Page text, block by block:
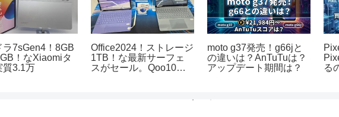
ラ7sGen4！8GB
！なXiaomiタ
質3.1万
Office2024！ストレージ
1TB！な最新サーフェ
スがセール。Qoo10メ
moto g37発売！g66jと
の違いは？AnTuTuは？
アップデート期間は？
る